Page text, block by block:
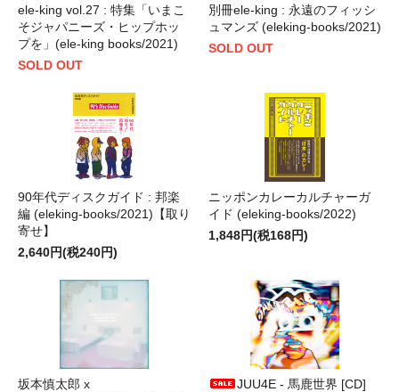
ele-king vol.27 : 特集「いまこ
そジャパニーズ・ヒップホッ
プを」(ele-king books/2021)
SOLD OUT
別冊ele-king : 永遠のフィッシ
ュマンズ (eleking-books/2021)
SOLD OUT
90年代ディスクガイド : 邦楽
編 (eleking-books/2021)【取り
寄せ】
2,640円(税240円)
ニッポンカレーカルチャーガ
イド (eleking-books/2022)
1,848円(税168円)
坂本慎太郎 x
JUU4E - 馬鹿世界 [CD]